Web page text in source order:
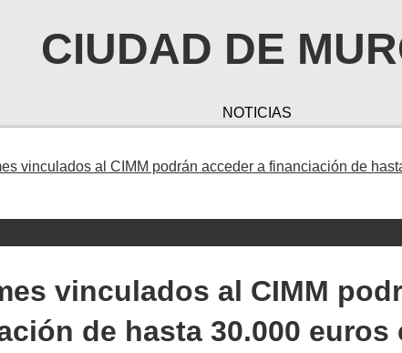
CIUDAD DE
NOTICIAS
vinculados al CIMM podrán acceder a financiación de
vinculados al CIMM
de hasta 30.000 euros